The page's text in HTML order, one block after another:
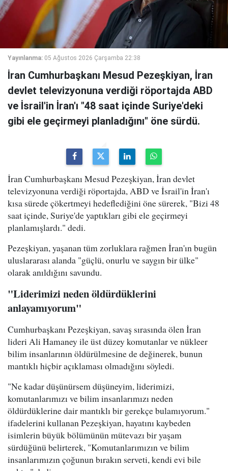
Yayınlanma: 05 Ağustos 2026 Çarşamba 22:38
İran Cumhurbaşkanı Mesud Pezeşkiyan, İran
devlet televizyonuna verdiği röportajda ABD
ve İsrail'in İran'ı "48 saat içinde Suriye'deki
gibi ele geçirmeyi planladığını" öne sürdü.
İran Cumhurbaşkanı Mesud Pezeşkiyan, İran devlet
televizyonuna verdiği röportajda, ABD ve İsrail'in İran'ı
kısa sürede çökertmeyi hedeflediğini öne sürerek, "Bizi 48
saat içinde, Suriye'de yaptıkları gibi ele geçirmeyi
planlamışlardı." dedi.
Pezeşkiyan, yaşanan tüm zorluklara rağmen İran'ın bugün
uluslararası alanda "güçlü, onurlu ve saygın bir ülke"
olarak anıldığını savundu.
"Liderimizi neden öldürdüklerini
anlayamıyorum"
Cumhurbaşkanı Pezeşkiyan, savaş sırasında ölen İran
lideri Ali Hamaney ile üst düzey komutanlar ve nükleer
bilim insanlarının öldürülmesine de değinerek, bunun
mantıklı hiçbir açıklaması olmadığını söyledi.
"Ne kadar düşünürsem düşüneyim, liderimizi,
komutanlarımızı ve bilim insanlarımızı neden
öldürdüklerine dair mantıklı bir gerekçe bulamıyorum."
ifadelerini kullanan Pezeşkiyan, hayatını kaybeden
isimlerin büyük bölümünün mütevazı bir yaşam
sürdüğünü belirterek, "Komutanlarımızın ve bilim
insanlarımızın çoğunun bırakın serveti, kendi evi bile